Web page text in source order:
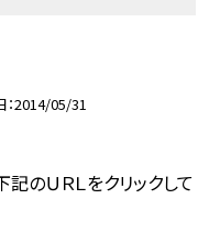
2014/05/31
記のＵＲＬをクリックして